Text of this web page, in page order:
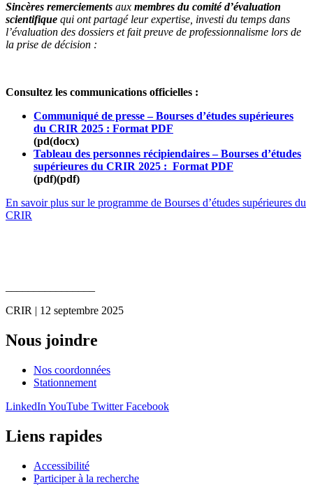
Sincères remerciements aux membres du comité d’évaluation
scientifique qui ont partagé leur expertise, investi du temps dans
l’évaluation des dossiers et fait preuve de professionnalisme lors de
la prise de décision :
Consultez les communications officielles :
Communiqué de presse – Bourses d’études supérieures
du CRIR 2025 : Format PDF
(pd(docx)
Tableau des personnes récipiendaires – Bourses d’études
supérieures du CRIR 2025 : Format PDF
(pdf)(pdf)
En savoir plus sur le programme de Bourses d’études supérieures du
CRIR
CRIR | 12 septembre 2025
Nous joindre
Nos coordonnées
Stationnement
LinkedIn YouTube Twitter Facebook
Liens rapides
Accessibilité
Participer à la recherche